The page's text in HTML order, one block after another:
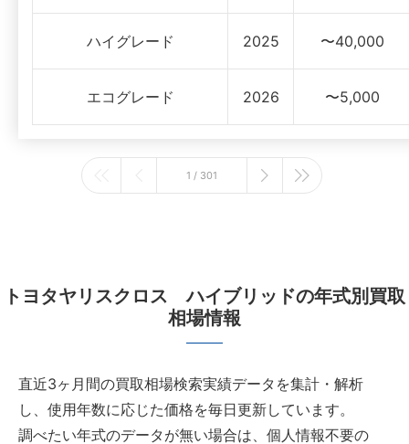
ハイグレード 2025 〜40,000
エコグレード 2026 〜5,000
1 / 301
トヨタヤリスクロス ハイブリッドの年式別買取
相場情報
直近3ヶ月間の買取相場検索実績データを集計・解析
し、使用年数に応じた価格を毎日更新しています。
調べたい年式のデータが無い場合は、個人情報不要の